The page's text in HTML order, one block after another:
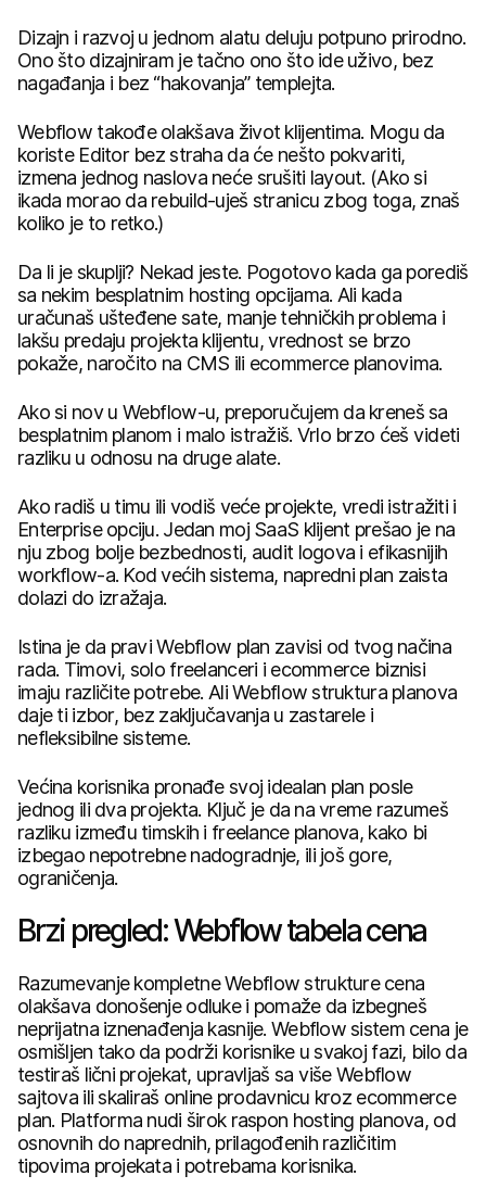
Dizajn i razvoj u jednom alatu deluju potpuno prirodno.
Ono što dizajniram je tačno ono što ide uživo, bez
nagađanja i bez “hakovanja” templejta.
Webflow takođe olakšava život klijentima. Mogu da
koriste Editor bez straha da će nešto pokvariti,
izmena jednog naslova neće srušiti layout. (Ako si
ikada morao da rebuild-uješ stranicu zbog toga, znaš
koliko je to retko.)
Da li je skuplji? Nekad jeste. Pogotovo kada ga porediš
sa nekim besplatnim hosting opcijama. Ali kada
uračunaš ušteđene sate, manje tehničkih problema i
lakšu predaju projekta klijentu, vrednost se brzo
pokaže, naročito na CMS ili ecommerce planovima.
Ako si nov u Webflow-u, preporučujem da kreneš sa
besplatnim planom i malo istražiš. Vrlo brzo ćeš videti
razliku u odnosu na druge alate.
Ako radiš u timu ili vodiš veće projekte, vredi istražiti i
Enterprise opciju. Jedan moj SaaS klijent prešao je na
nju zbog bolje bezbednosti, audit logova i efikasnijih
workflow-a. Kod većih sistema, napredni plan zaista
dolazi do izražaja.
Istina je da pravi Webflow plan zavisi od tvog načina
rada. Timovi, solo freelanceri i ecommerce biznisi
imaju različite potrebe. Ali Webflow struktura planova
daje ti izbor, bez zaključavanja u zastarele i
nefleksibilne sisteme.
Većina korisnika pronađe svoj idealan plan posle
jednog ili dva projekta. Ključ je da na vreme razumeš
razliku između timskih i freelance planova, kako bi
izbegao nepotrebne nadogradnje, ili još gore,
ograničenja.
Brzi pregled: Webflow tabela cena
Razumevanje kompletne Webflow strukture cena
olakšava donošenje odluke i pomaže da izbegneš
neprijatna iznenađenja kasnije. Webflow sistem cena je
osmišljen tako da podrži korisnike u svakoj fazi, bilo da
testiraš lični projekat, upravljaš sa više Webflow
sajtova ili skaliraš online prodavnicu kroz ecommerce
plan. Platforma nudi širok raspon hosting planova, od
osnovnih do naprednih, prilagođenih različitim
tipovima projekata i potrebama korisnika.